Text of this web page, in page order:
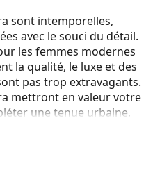
sont intemporelles,
avec le souci du détail.
les femmes modernes
la qualité, le luxe et des
pas trop extravagants.
mettront en valeur votre
une tenue urbaine,